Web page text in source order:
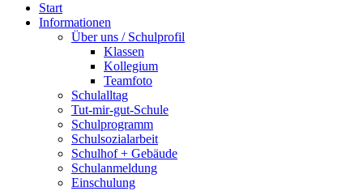
Start
Informationen
Über uns / Schulprofil
Klassen
Kollegium
Teamfoto
Schulalltag
Tut-mir-gut-Schule
Schulprogramm
Schulsozialarbeit
Schulhof + Gebäude
Schulanmeldung
Einschulung